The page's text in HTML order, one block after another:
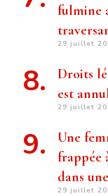
fulmine
29 juillet
Droits
est
29 juillet
Une
frappée
dans
29 juillet